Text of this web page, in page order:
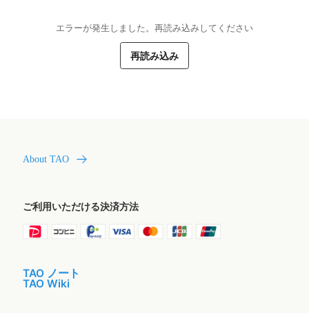
エラーが発生しました。再読み込みしてください
再読み込み
About TAO
ご利用いただける決済方法
TAO ノート
TAO Wiki